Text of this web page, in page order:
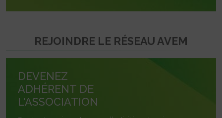
REJOINDRE LE RÉSEAU AVEM
DEVENEZ
ADHÉRENT DE
L'ASSOCIATION